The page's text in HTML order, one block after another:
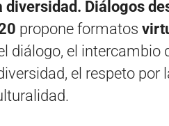
diversidad. Diálogos
propone formatos
diálogo, el intercambio
el respeto por